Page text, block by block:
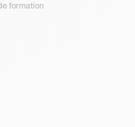
formation